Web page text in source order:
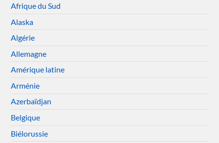
Afrique du Sud
Alaska
Algérie
Allemagne
Amérique latine
Arménie
Azerbaïdjan
Belgique
Biélorussie